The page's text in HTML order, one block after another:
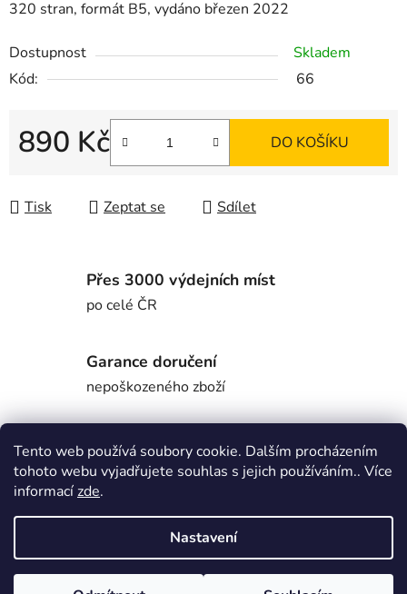
Tento web používá soubory cookie. Dalším procházením
tohoto webu vyjadřujete souhlas s jejich používáním.. Více
informacízde.
Nastavení
320 stran, formát B5, vydáno březen 2022
Dostupnost
Skladem
Kód:
66
890 Kč DO KOŠÍKU
Tisk Zeptat se Sdílet
Přes 3000 výdejních míst
po celé ČR
Garance doručení
nepoškozeného zboží
Popis
Diskuze
Vytvořil Shoptet